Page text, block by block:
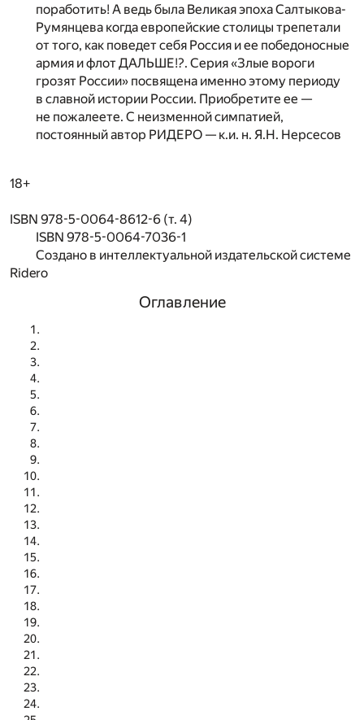
поработить! А ведь была Великая эпоха Салтыкова-
Румянцева когда европейские столицы трепетали
от того, как поведет себя Россия и ее победоносные
армия и флот ДАЛЬШЕ!?. Серия «Злые вороги
грозят России» посвящена именно этому периоду
в славной истории России. Приобретите ее —
не пожалеете. С неизменной симпатией,
постоянный автор РИДЕРО — к.и. н. Я.Н. Нерсесов
18+
ISBN 978-5-0064-8612-6 (т. 4)
ISBN 978-5-0064-7036-1
Создано в интеллектуальной издательской системе
Ridero
Оглавление